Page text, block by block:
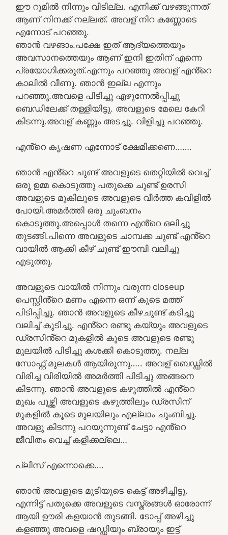
ഈ റൂമിൽ നിന്നും വിടില്ല. എനിക്ക് വഴങ്ങുന്നത്
ആണ് നിനക്ക് നല്ലത്. അവള് നിറ കണ്ണോടെ
എന്നോട് പറഞ്ഞു.
ഞാൻ വഴങാം.പക്ഷേ ഇത് ആദ്യത്തെയും
അവസാനത്തെയും ആണ് ഇനി ഇതിന് എന്നെ
പ്രയോഗിക്കരുത്.എന്നും പറഞ്ഞു അവള് എൻ്റെ
കാലിൽ വീണു. ഞാൻ ഇല്ല എന്നും
പറഞ്ഞു.അവളെ പിടിച്ചു എഴുന്നേൽപ്പിച്ചു
ബെഡിലേക്ക് തള്ളിയിട്ടു. അവളുടെ മേലെ കേറി
കിടന്നു.അവള് കണ്ണും അടച്ചു. വിളിച്ചു പറഞ്ഞു.
എൻ്റെ കൃഷണ എന്നോട് ക്ഷേമിക്കണെ…….
ഞാൻ എൻ്റെ ചുണ്ട് അവളുടെ തെറ്റിയിൽ വെച്ച്
ഒരു ഉമ്മ കൊടുത്തു പതുക്കെ ചുണ്ട് ഉരസി
അവളുടെ മൂകിലൂടെ അവളുടെ വീർത്ത കവിളിൽ
പോയി.അമർത്തി ഒരു ചുംബനം
കൊടുത്തു.അപ്പൊൾ തന്നെ എൻ്റെ ഒലിച്ചു
തുടങ്ങി.പിന്നെ അവളുടെ ചാമ്പക്ക ചുണ്ട് എൻ്റെ
വായിൽ ആക്കി കീഴ് ചുണ്ട് ഈമ്പി വലിച്ചു
എടുത്തു.
അവളുടെ വായിൽ നിന്നും വരുന്ന closeup
പെസ്റ്റിൻ്റെ മണം എന്നെ ഒന്ന് കൂടെ മത്ത്
പിടിപ്പിച്ചു. ഞാൻ അവളുടെ കീഴചുണ്ട് കടിച്ചു
വലിച്ച് കുടിച്ചു. എൻ്റെ രണ്ടു കയ്യും അവളുടെ
ഡ്രസിൻ്റെ മുകളിൽ കൂടെ അവളുടെ രണ്ടു
മുലയിൽ പിടിച്ചു കശക്കി കൊടുത്തു. നല്ല
സോഫ്റ്റ് മുലകൾ ആയിരുന്നു….. അവള് ബെഡ്ഡിൽ
വിരിച്ച വിരിയിൽ അമർത്തി പിടിച്ചു അങ്ങനെ
കിടന്നു. ഞാൻ അവളുടെ കഴുത്തിൽ എൻ്റെ
മുഖം പൂഴ്ത്തി അവളുടെ കഴുത്തിലും ഡ്രസിന്
മുകളിൽ കൂടെ മുലയിലും എല്ലാം ചുംബിച്ചു.
അവളു കിടന്നു പറയുന്നുണ്ട് ചേട്ടാ എൻ്റെ
ജീവിതം വെച്ച് കളിക്കല്ലെ…
പ്ലീസ് എന്നൊക്കെ….
ഞാൻ അവളുടെ മുടിയുടെ കെട്ട് അഴിച്ചിട്ടു.
എന്നിട്ട് പതുക്കെ അവളുടെ വസ്ത്രങ്ങൾ ഓരോന്ന്
ആയി ഊരി കളയാൻ തുടങ്ങി. ടോപ്പ് അഴിച്ചു
കളഞ്ഞു അവളെ ഷഡ്ഡിയും ബ്രായും ഇട്ട്